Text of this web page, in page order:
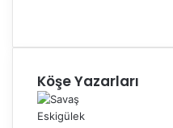
Köşe Yazarları